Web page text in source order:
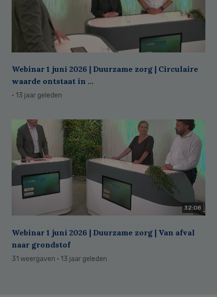
Webinar 1 juni 2026 | Duurzame zorg | Circulaire
waarde ontstaat in ...
· 13 jaar geleden
32:08
Webinar 1 juni 2026 | Duurzame zorg | Van afval
naar grondstof
31 weergaven · 13 jaar geleden